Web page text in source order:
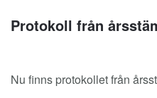
Protokoll från
Nu finns protokollet från